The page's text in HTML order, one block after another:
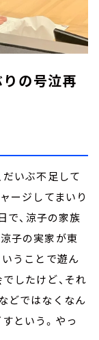
の号泣再
だいぶ不足して
ージしてまいり
で、涼子の家族
子の実家が東
うことで遊ん
したけど、それ
どではなくなん
という。やっ